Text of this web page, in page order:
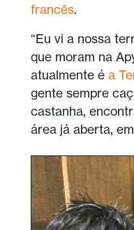
francês.
“Eu vi a nossa
que moram na
atualmente éa
gente sempre
castanha,
área já aberta,